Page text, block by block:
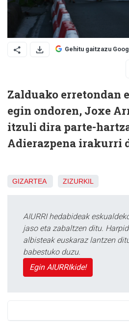
Gehitu gaitzazu
Zalduako erretondan
egin ondoren, Joxe
itzuli dira parte-
Adierazpena irakurri
GIZARTEA ZIZURKIL
AIURRI hedabideak
jaso eta zabaltzen ditu.
albisteak euskaraz lantzen
babestuko duzu.
Egin AIURRIkide!